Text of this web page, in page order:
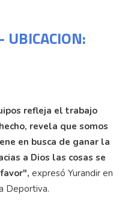
refleja el trabajo
revela que somos
en busca de ganar la
a Dios las cosas se
expresó Yurandir en
Deportiva.